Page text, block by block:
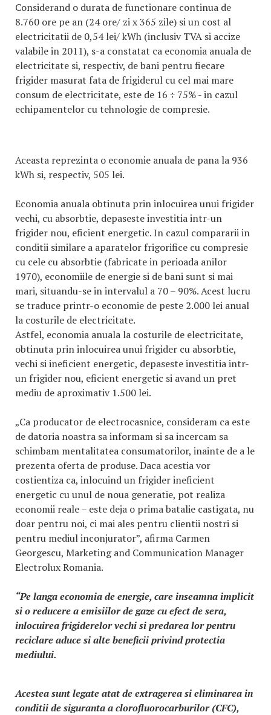
Considerand o durata de functionare continua de
8.760 ore pe an (24 ore/ zi x 365 zile) si un cost al
electricitatii de 0,54 lei/ kWh (inclusiv TVA si accize
valabile in 2011), s-a constatat ca economia anuala de
electricitate si, respectiv, de bani pentru fiecare
frigider masurat fata de frigiderul cu cel mai mare
consum de electricitate, este de 16 ÷ 75% - in cazul
echipamentelor cu tehnologie de compresie.
Aceasta reprezinta o economie anuala de pana la 936
kWh si, respectiv, 505 lei.
Economia anuala obtinuta prin inlocuirea unui frigider
vechi, cu absorbtie, depaseste investitia intr-un
frigider nou, eficient energetic. In cazul compararii in
conditii similare a aparatelor frigorifice cu compresie
cu cele cu absorbtie (fabricate in perioada anilor
1970), economiile de energie si de bani sunt si mai
mari, situandu-se in intervalul a 70 – 90%. Acest lucru
se traduce printr-o economie de peste 2.000 lei anual
la costurile de electricitate.
Astfel, economia anuala la costurile de electricitate,
obtinuta prin inlocuirea unui frigider cu absorbtie,
vechi si ineficient energetic, depaseste investitia intr-
un frigider nou, eficient energetic si avand un pret
mediu de aproximativ 1.500 lei.
„Ca producator de electrocasnice, consideram ca este
de datoria noastra sa informam si sa incercam sa
schimbam mentalitatea consumatorilor, inainte de a le
prezenta oferta de produse. Daca acestia vor
costientiza ca, inlocuind un frigider ineficient
energetic cu unul de noua generatie, pot realiza
economii reale – este deja o prima batalie castigata, nu
doar pentru noi, ci mai ales pentru clientii nostri si
pentru mediul inconjurator”, afirma Carmen
Georgescu, Marketing and Communication Manager
Electrolux Romania.
“Pe langa economia de energie, care inseamna implicit
si o reducere a emisiilor de gaze cu efect de sera,
inlocuirea frigiderelor vechi si predarea lor pentru
reciclare aduce si alte beneficii privind protectia
mediului.
Acestea sunt legate atat de extragerea si eliminarea in
conditii de siguranta a clorofluorocarburilor (CFC),